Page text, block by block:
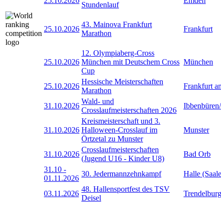
Stundenlauf
25.10.2026
43. Mainova Frankfurt
Marathon
Frankfurt
25.10.2026
12. Olympiaberg-Cross
München mit Deutschem Cross
Cup
München
25.10.2026
Hessische Meisterschaften
Marathon
Frankfurt
31.10.2026
Wald- und
Crosslaufmeisterschaften 2026
31.10.2026
Kreismeisterschaft und 3.
Halloween-Crosslauf im
Örtzetal zu Munster
Munster
31.10.2026
Crosslaufmeisterschaften
(Jugend U16 - Kinder U8)
Bad Orb
31.10 -
01.11.2026
30. Jedermannzehnkampf Halle
03.11.2026
48. Hallensportfest des TSV
Deisel
Trendelburg